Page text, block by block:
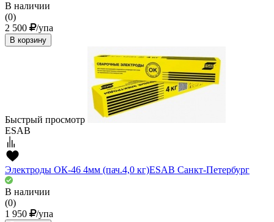
В наличии
(0)
2 500
/упа
В корзину
Быстрый просмотр
ESAB
Электроды ОК-46 4мм (пач.4,0 кг)ESAВ Санкт-Петербург
В наличии
(0)
1 950
/упа